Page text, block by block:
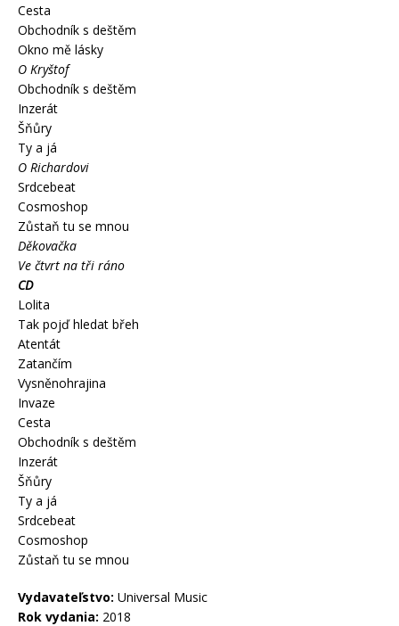
Cesta
Obchodník s deštěm
Okno mě lásky
O Kryštof
Obchodník s deštěm
Inzerát
Šňůry
Ty a já
O Richardovi
Srdcebeat
Cosmoshop
Zůstaň tu se mnou
Děkovačka
Ve čtvrt na tři ráno
CD
Lolita
Tak pojď hledat břeh
Atentát
Zatančím
Vysněnohrajina
Invaze
Cesta
Obchodník s deštěm
Inzerát
Šňůry
Ty a já
Srdcebeat
Cosmoshop
Zůstaň tu se mnou
Vydavateľstvo: Universal Music
Rok vydania: 2018